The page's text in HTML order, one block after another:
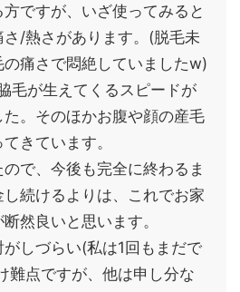
ですが、いざ使ってみると
/熱さがあります。(脱毛未
痛さで悶絶していましたw)
毛が生えてくるスピードが
。そのほかお腹や顔の産毛
きています。
で、今後も完全に終わるま
続けるよりは、これでお家
然良いと思います。
しづらい(私は1回もまだで
難点ですが、他は申し分な